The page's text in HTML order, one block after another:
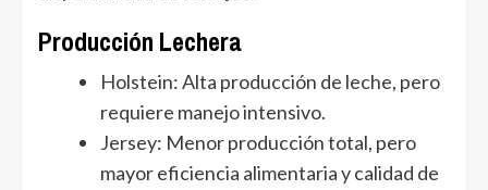
Producción Lechera
Holstein: Alta producción de leche, pero
requiere manejo intensivo.
Jersey: Menor producción total, pero
mayor eficiencia alimentaria y calidad de